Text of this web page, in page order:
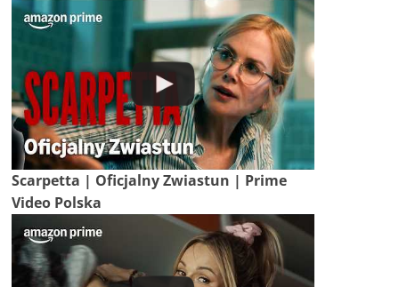
Scarpetta | Oficjalny Zwiastun | Prime
Video Polska